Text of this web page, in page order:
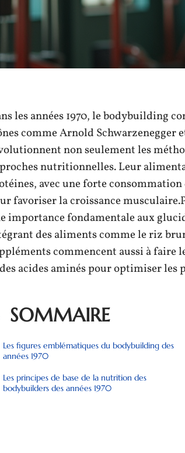
les années 1970, le bodybuilding
comme Arnold Schwarzenegger
non seulement les
nutritionnelles. Leur
avec une forte
favoriser la croissance
importance fondamentale aux
des aliments comme le riz
commencent aussi à faire
acides aminés pour optimiser les
SOMMAIRE
Les figures emblématiques du bodybuilding des
années 1970
Les principes de base de la nutrition des
bodybuilders des années 1970